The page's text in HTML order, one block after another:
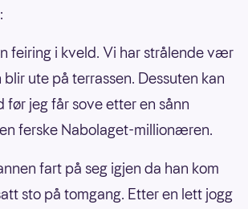
feiring i kveld. Vi har strålende vær
blir ute på terrassen. Dessuten kan
før jeg får sove etter en sånn
ferske Nabolaget-millionæren.
fart på seg igjen da han kom
sto på tomgang. Etter en lett jogg